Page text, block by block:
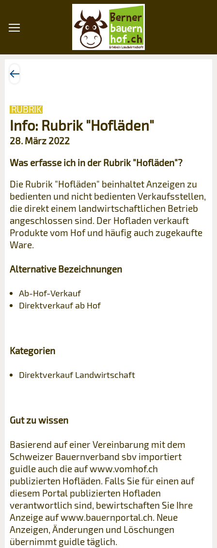
RUBRIK
Info: Rubrik "Hofläden"
28. März 2022
Was erfasse ich in der Rubrik "Hofläden"?
Die Rubrik "Hofläden" beinhaltet Anzeigen zu
bedienten und nicht bedienten Verkaufsstellen,
die direkt einem landwirtschaftlichen Betrieb
angeschlossen sind. Der Hofladen verkauft
Produkte vom Hof und häufig auch zugekaufte
Ware.
Alternative Bezeichnungen
Ab-Hof-Verkauf
Direktverkauf ab Hof
Kategorien
Direktverkauf Landwirtschaft
Gut zu wissen
Basierend auf einer Vereinbarung mit dem
Schweizer Bauernverband sbv importiert
guidle auch die auf www.vomhof.ch
publizierten Hofläden. Falls Sie für einen auf
diesem Portal publizierten Hofladen
verantwortlich sind, bewirtschaften Sie Ihre
Anzeige auf www.bauernportal.ch. Neue
Anzeigen, Änderungen und Löschungen
übernimmt guidle täglich.